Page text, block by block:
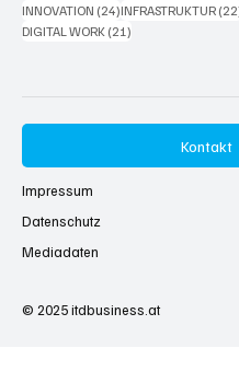
INNOVATION (24)24 Beiträge
INFRASTRUKTUR
DIGITAL WORK (21)
Kontakt
Impressum
Datenschutz
Mediadaten
© 2025itdbusiness.at